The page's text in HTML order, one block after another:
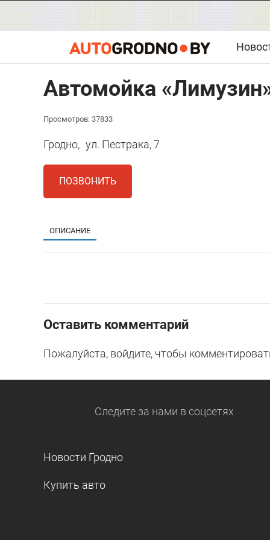
Автомойка
Просмотров: 37833
Гродно, ул. Пестрака, 7
ПОЗВОНИТЬ
ОПИСАНИЕ
Оставить комментарий
Пожалуйста, войдите, чтобы
Следите за нами в соцсетях
Новости Гродно
Купить авто